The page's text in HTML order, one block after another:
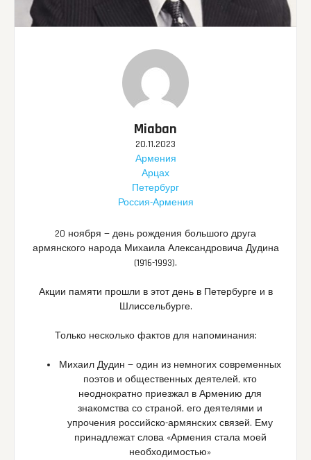
Miaban
20.11.2023
Армения
Арцах
Петербург
Россия-Армения
20 ноября — день рождения большого друга
армянского народа Михаила Александровича Дудина
(1916-1993).
Акции памяти прошли в этот день в Петербурге и в
Шлиссельбурге.
Только несколько фактов для напоминания:
Михаил Дудин — один из немногих современных
поэтов и общественных деятелей, кто
неоднократно приезжал в Армению для
знакомства со страной, его деятелями и
упрочения российско-армянских связей. Ему
принадлежат слова «Армения стала моей
необходимостью»